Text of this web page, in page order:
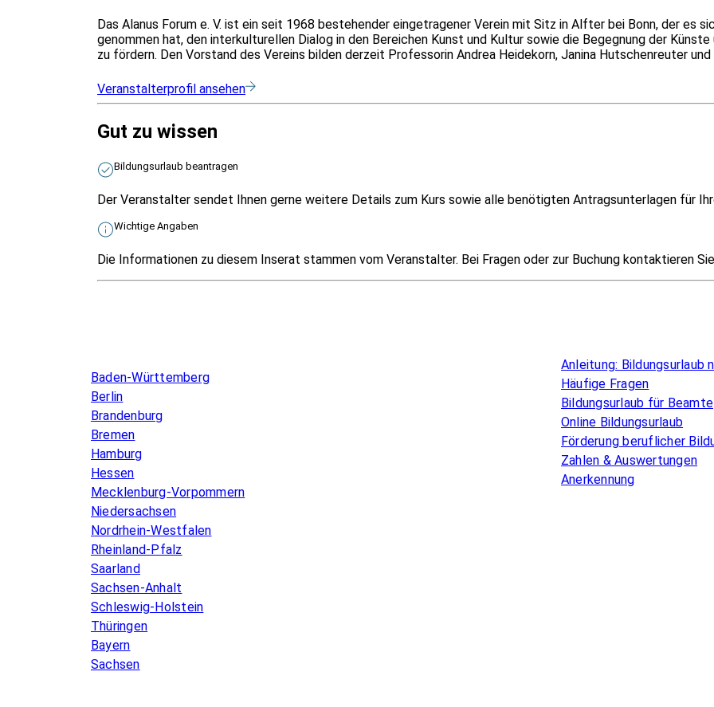
Das Alanus Forum e. V. ist ein seit 1968 bestehender eingetragener Verein mit Sitz in Alfter bei Bonn, der es
genommen hat, den interkulturellen Dialog in den Bereichen Kunst und Kultur sowie die Begegnung der Künste
zu fördern. Den Vorstand des Vereins bilden derzeit Professorin Andrea Heidekorn, Janina Hutschenreuter
Veranstalterprofil ansehen
Gut zu wissen
Bildungsurlaub beantragen
Der Veranstalter sendet Ihnen gerne weitere Details zum Kurs sowie alle benötigten Antragsunterlagen für
Wichtige Angaben
Die Informationen zu diesem Inserat stammen vom Veranstalter. Bei Fragen oder zur Buchung kontaktieren
Baden-Württemberg
Berlin
Brandenburg
Bremen
Hamburg
Hessen
Mecklenburg-Vorpommern
Niedersachsen
Nordrhein-Westfalen
Rheinland-Pfalz
Saarland
Sachsen-Anhalt
Schleswig-Holstein
Thüringen
Bayern
Sachsen
Anleitung: Bildungsurlaub
Häufige Fragen
Bildungsurlaub für Beamte
Online Bildungsurlaub
Förderung beruflicher
Zahlen & Auswertungen
Anerkennung